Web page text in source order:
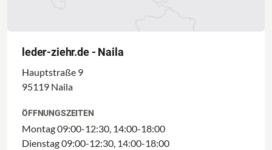
Sie nicht alleine. Unsere Werkstatt macht mit Ihrem
Reparaturservice Ihre Lieblingsstücke wieder fit!
leder-ziehr.de - Naila
Hauptstraße 9
95119 Naila
ÖFFNUNGSZEITEN
Montag 09:00-12:30, 14:00-18:00
Dienstag 09:00-12:30, 14:00-18:00